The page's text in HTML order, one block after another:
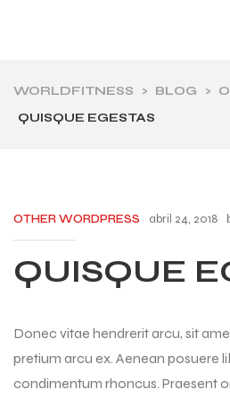
WORLDFITNESS > BLOG >
QUISQUE EGESTAS
OTHERWORDPRESS abril 24, 2018
QUISQUE
Donec vitae hendrerit arcu, sit
pretium arcu ex. Aenean posuere
condimentum rhoncus. Praesent